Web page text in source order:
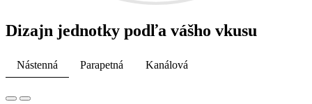
Dizajn jednotky podľa vášho vkusu
Nástenná Parapetná Kanálová